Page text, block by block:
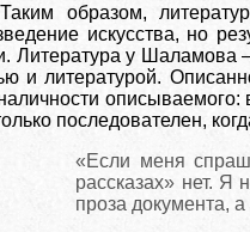
Таким образом,
искусства, но
Литература у Шаламова
и литературой.
последователен,
«Если меня
рассказах» нет. Я
проза документа,